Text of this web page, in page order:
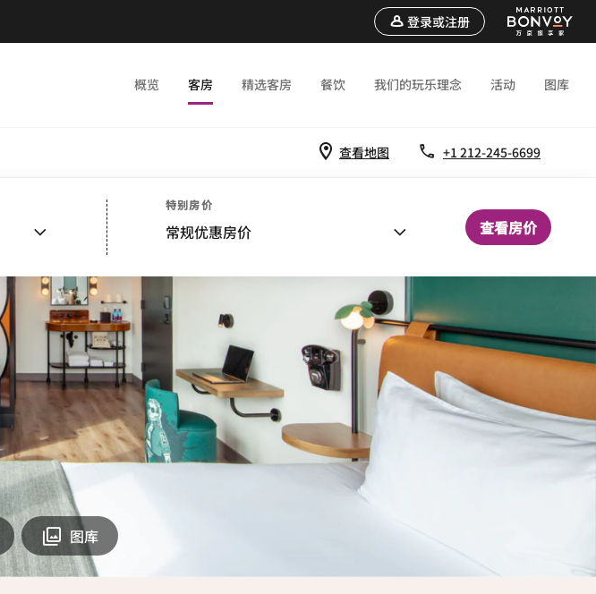
登录或注册
概览 客房 精选客房 餐饮 我们的玩乐理念 活动 图库
查看地图 +1 212-245-6699
特别房价
常规优惠房价 查看房价
一页 图库